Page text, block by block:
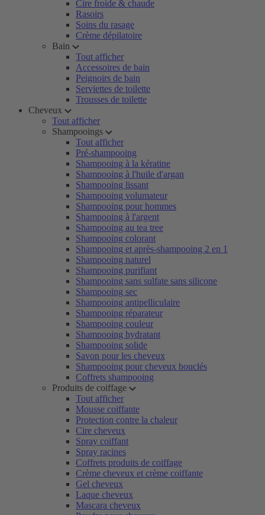
Cire froide & chaude
Rasoirs
Soins du rasage
Crème dépilatoire
Bain
Tout afficher
Accessoires de bain
Peignoirs de bain
Serviettes de toilette
Trousses de toilette
Cheveux
Tout afficher
Shampooings
Tout afficher
Pré-shampooing
Shampooing à la kératine
Shampooing à l'huile d'argan
Shampooing lissant
Shampooing volumateur
Shampooing pour hommes
Shampooing à l'argent
Shampooing au tea tree
Shampooing colorant
Shampooing et après-shampooing 2 en 1
Shampooing naturel
Shampooing purifiant
Shampooing sans sulfate sans silicone
Shampooing sec
Shampooing antipelliculaire
Shampooing réparateur
Shampooing couleur
Shampooing hydratant
Shampooing solide
Savon pour les cheveux
Shampooing pour cheveux bouclés
Coffrets shampooing
Produits de coiffage
Tout afficher
Mousse coiffante
Protection contre la chaleur
Cire cheveux
Spray coiffant
Spray racines
Coffrets produits de coiffage
Crème cheveux et crème coiffante
Gel cheveux
Laque cheveux
Mascara cheveux